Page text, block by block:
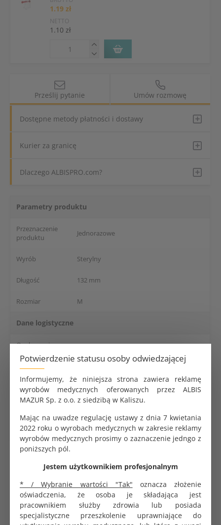
Potwierdzenie statusu osoby odwiedzającej
Informujemy, że niniejsza strona zawiera reklamę
wyrobów medycznych oferowanych przez ALBIS
MAZUR Sp. z o.o. z siedzibą w Kaliszu.
Mając na uwadze regulację ustawy z dnia 7 kwietania
2022 roku o wyrobach medycznych w zakresie reklamy
wyrobów medycznych prosimy o zaznaczenie jedngo z
poniższych pól.
Jestem użytkownikiem profesjonalnym
* / Wybranie wartości "Tak" oznacza złożenie
oświadczenia, że osoba je składająca jest
pracownikiem służby zdrowia lub posiada
specjalistyczne przeszkolenie uprawniające do
1.19 zł
NETTO
1.10 zł
Prześlij pytanie Umów rozmowę
Dostępne metody płatności i dostawy
Kurier za granicę
Dlaczego ALBISPRO.com?
Parametry produktu
Przeznaczenie
produktu
Jednorazowe
Wyrób Sterylny
Długość 132 mm
Rozmiar M
Dane logistyczne
Opakowanie
jednostkowe
Odpowiedzialność za zgodność
Importer
Albis Mazur Sp. z o.o., Stawiszyńska 10 lok.
2, 62-800 Kalisz, Polska
Adres e-mail [email protected]
Wziernik uroginekologiczny
dwułyżkowy jednorazowy –
ALBISPRO.com
Specjalistyczny,jednorazowy wziernik
uroginekologiczny dwułyżkowy
. Przeznaczony do
zaawansowanej diagnostyki, w tym oceny dna miednicy